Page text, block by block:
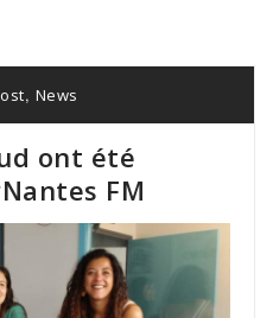
, News
ont été
FM